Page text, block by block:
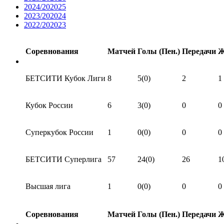
2024/202025
2023/202024
2022/202023
Соревнования Матчей Голы (Пен.) Передачи
БЕТСИТИ Кубок Лиги 8 5(0) 2 1
Кубок России 6 3(0) 0 0
Суперкубок России 1 0(0) 0 0
БЕТСИТИ Суперлига 57 24(0) 26
Высшая лига 1 0(0) 0 0
Соревнования Матчей Голы (Пен.) Передачи